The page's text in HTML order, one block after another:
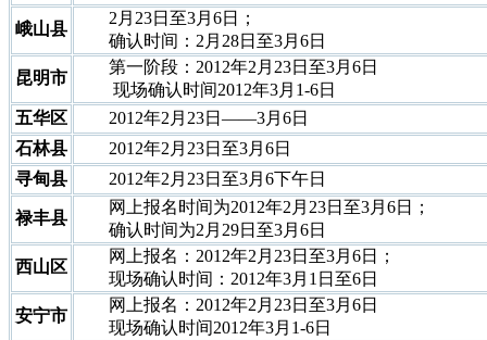
峨山县
2月23日至3月6日；
确认时间：2月28日至3月6日
昆明市
第一阶段：2012年2月23日至3月6日
现场确认时间2012年3月1-6日
五华区
2012年2月23日——3月6日
石林县
2012年2月23日至3月6日
寻甸县
2012年2月23日至3月6下午日
禄丰县
网上报名时间为2012年2月23日至3月6日；
确认时间为2月29日至3月6日
西山区
网上报名：2012年2月23日至3月6日；
现场确认时间：2012年3月1日至6日
安宁市
网上报名：2012年2月23日至3月6日
现场确认时间2012年3月1-6日